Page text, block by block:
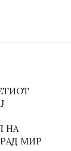
НА
МИР